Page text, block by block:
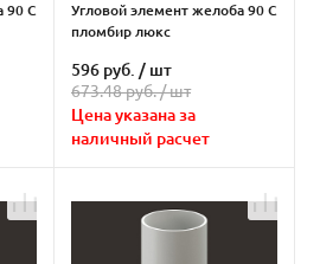
90 С
Угловой элемент желоба 90 С
пломбир люкс
596 руб. / шт
673.48 руб. /шт
Цена указана за
наличный расчет